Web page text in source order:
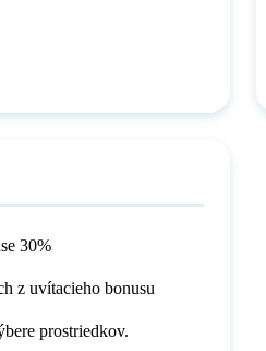
30%
z uvítacieho bonusu
prostriedkov.